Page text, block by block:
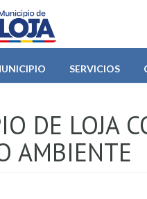
SERVICIOS
DE LOJA
AMBIENTE